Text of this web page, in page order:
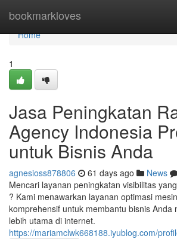
bookmarkloves
Home
Home
1
Jasa Peningkatan
Agency Indonesia
untuk Bisnis Anda
agnesioss878806 61 days ago News
Mencari layanan peningkatan visibilitas
? Kami menawarkan layanan optimasi
komprehensif untuk membantu bisnis Anda
lebih utama di internet.
https://mariamclwk668188.iyublog.com/